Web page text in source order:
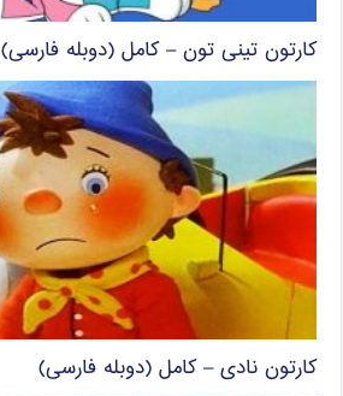
کارتون تینی تون – کامل (دوبله فارسی)
کارتون نادی – کامل (دوبله فارسی)